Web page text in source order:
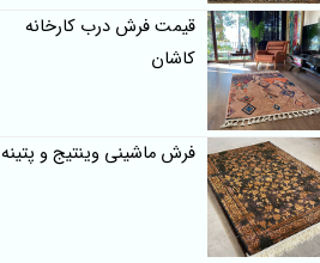
قیمت فرش درب کارخانه
کاشان
فرش ماشینی وینتیج و پتینه